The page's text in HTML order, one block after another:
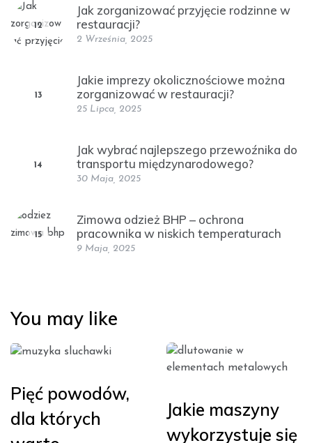
12
Jak zorganizować przyjęcie rodzinne w
restauracji?
2 Września, 2025
13
Jakie imprezy okolicznościowe można
zorganizować w restauracji?
25 Lipca, 2025
14
Jak wybrać najlepszego przewoźnika do
transportu międzynarodowego?
30 Maja, 2025
15
Zimowa odzież BHP – ochrona
pracownika w niskich temperaturach
9 Maja, 2025
You may like
Pięć powodów,
dla których
Jakie maszyny
wykorzystuje się